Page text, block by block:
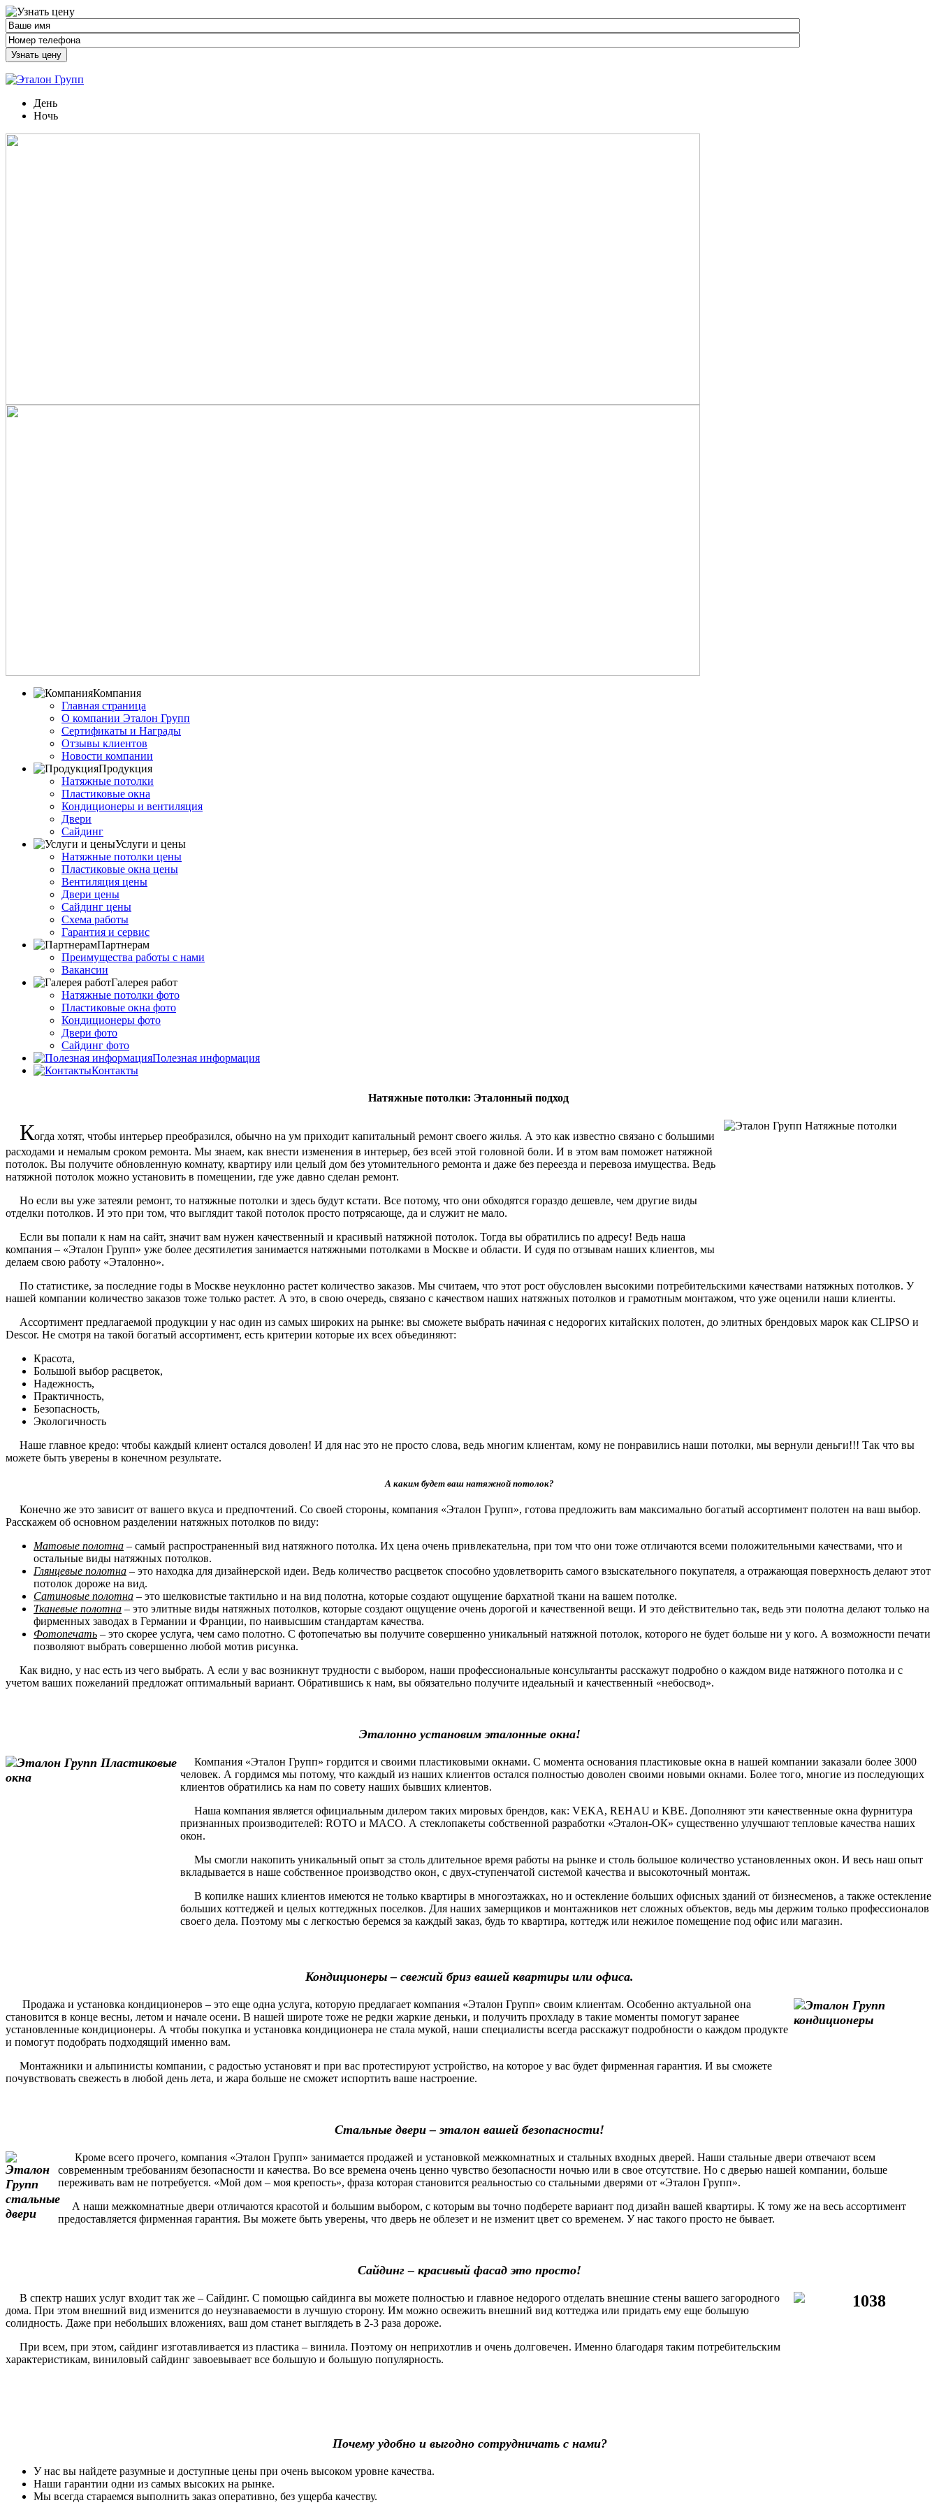
Узнать цену
День
Ночь
Компания
Главная страница
О компании Эталон Групп
Сертификаты и Награды
Отзывы клиентов
Новости компании
Продукция
Натяжные потолки
Пластиковые окна
Кондиционеры и вентиляция
Двери
Сайдинг
Услуги и цены
Натяжные потолки цены
Пластиковые окна цены
Вентиляция цены
Двери цены
Сайдинг цены
Схема работы
Гарантия и сервис
Партнерам
Преимущества работы с нами
Вакансии
Галерея работ
Натяжные потолки фото
Пластиковые окна фото
Кондиционеры фото
Двери фото
Сайдинг фото
Полезная информация
Контакты
Натяжные потолки: Эталонный подход
Когда хотят, чтобы интерьер преобразился, обычно на ум приходит капитальный ремонт своего жилья. А это как известно связано с большими
расходами и немалым сроком ремонта. Мы знаем, как внести изменения в интерьер, без всей этой головной боли. И в этом вам поможет натяжной
потолок. Вы получите обновленную комнату, квартиру или целый дом без утомительного ремонта и даже без переезда и перевоза имущества. Ведь
натяжной потолок можно установить в помещении, где уже давно сделан ремонт.
Но если вы уже затеяли ремонт, то натяжные потолки и здесь будут кстати. Все потому, что они обходятся гораздо дешевле, чем другие виды
отделки потолков. И это при том, что выглядит такой потолок просто потрясающе, да и служит не мало.
Если вы попали к нам на сайт, значит вам нужен качественный и красивый натяжной потолок. Тогда вы обратились по адресу! Ведь наша
компания – «Эталон Групп» уже более десятилетия занимается натяжными потолками в Москве и области. И судя по отзывам наших клиентов, мы
делаем свою работу «Эталонно».
По статистике, за последние годы в Москве неуклонно растет количество заказов. Мы считаем, что этот рост обусловлен высокими потребительскими качествами натяжных потолков. У
нашей компании количество заказов тоже только растет. А это, в свою очередь, связано с качеством наших натяжных потолков и грамотным монтажом, что уже оценили наши клиенты.
Ассортимент предлагаемой продукции у нас один из самых широких на рынке: вы сможете выбрать начиная с недорогих китайских полотен, до элитных брендовых марок как CLIPSO и
Descor. Не смотря на такой богатый ассортимент, есть критерии которые их всех объединяют:
Красота,
Большой выбор расцветок,
Надежность,
Практичность,
Безопасность,
Экологичность
Наше главное кредо: чтобы каждый клиент остался доволен! И для нас это не просто слова, ведь многим клиентам, кому не понравились наши потолки, мы вернули деньги!!! Так что вы
можете быть уверены в конечном результате.
А каким будет ваш натяжной потолок?
Конечно же это зависит от вашего вкуса и предпочтений. Со своей стороны, компания «Эталон Групп», готова предложить вам максимально богатый ассортимент полотен на ваш выбор.
Расскажем об основном разделении натяжных потолков по виду:
Матовые полотна – самый распространенный вид натяжного потолка. Их цена очень привлекательна, при том что они тоже отличаются всеми положительными качествами, что и
остальные виды натяжных потолков.
Глянцевые полотна – это находка для дизайнерской идеи. Ведь количество расцветок способно удовлетворить самого взыскательного покупателя, а отражающая поверхность делают этот
потолок дороже на вид.
Сатиновые полотна – это шелковистые тактильно и на вид полотна, которые создают ощущение бархатной ткани на вашем потолке.
Тканевые полотна – это элитные виды натяжных потолков, которые создают ощущение очень дорогой и качественной вещи. И это действительно так, ведь эти полотна делают только на
фирменных заводах в Германии и Франции, по наивысшим стандартам качества.
Фотопечать – это скорее услуга, чем само полотно. С фотопечатью вы получите совершенно уникальный натяжной потолок, которого не будет больше ни у кого. А возможности печати
позволяют выбрать совершенно любой мотив рисунка.
Как видно, у нас есть из чего выбрать. А если у вас возникнут трудности с выбором, наши профессиональные консультанты расскажут подробно о каждом виде натяжного потолка и с
учетом ваших пожеланий предложат оптимальный вариант. Обратившись к нам, вы обязательно получите идеальный и качественный «небосвод».
Эталонно установим эталонные окна!
Компания «Эталон Групп» гордится и своими пластиковыми окнами. С момента основания пластиковые окна в нашей компании заказали более 3000
человек. А гордимся мы потому, что каждый из наших клиентов остался полностью доволен своими новыми окнами. Более того, многие из последующих
клиентов обратились ка нам по совету наших бывших клиентов.
Наша компания является официальным дилером таких мировых брендов, как: VEKA, REHAU и KBE. Дополняют эти качественные окна фурнитура
признанных производителей: ROTO и MACO. А стеклопакеты собственной разработки «Эталон-ОК» существенно улучшают тепловые качества наших
окон.
Мы смогли накопить уникальный опыт за столь длительное время работы на рынке и столь большое количество установленных окон. И весь наш опыт
вкладывается в наше собственное производство окон, с двух-ступенчатой системой качества и высокоточный монтаж.
В копилке наших клиентов имеются не только квартиры в многоэтажках, но и остекление больших офисных зданий от бизнесменов, а также остекление
больших коттеджей и целых коттеджных поселков. Для наших замерщиков и монтажников нет сложных объектов, ведь мы держим только профессионалов
своего дела. Поэтому мы с легкостью беремся за каждый заказ, будь то квартира, коттедж или нежилое помещение под офис или магазин.
Кондиционеры – свежий бриз вашей квартиры или офиса.
Продажа и установка кондиционеров – это еще одна услуга, которую предлагает компания «Эталон Групп» своим клиентам. Особенно актуальной она
становится в конце весны, летом и начале осени. В нашей широте тоже не редки жаркие деньки, и получить прохладу в такие моменты помогут заранее
установленные кондиционеры. А чтобы покупка и установка кондиционера не стала мукой, наши специалисты всегда расскажут подробности о каждом продукте
и помогут подобрать подходящий именно вам.
Монтажники и альпинисты компании, с радостью установят и при вас протестируют устройство, на которое у вас будет фирменная гарантия. И вы сможете
почувствовать свежесть в любой день лета, и жара больше не сможет испортить ваше настроение.
Стальные двери – эталон вашей безопасности!
Кроме всего прочего, компания «Эталон Групп» занимается продажей и установкой межкомнатных и стальных входных дверей. Наши стальные двери отвечают всем
современным требованиям безопасности и качества. Во все времена очень ценно чувство безопасности ночью или в свое отсутствие. Но с дверью нашей компании, больше
переживать вам не потребуется. «Мой дом – моя крепость», фраза которая становится реальностью со стальными дверями от «Эталон Групп».
А наши межкомнатные двери отличаются красотой и большим выбором, с которым вы точно подберете вариант под дизайн вашей квартиры. К тому же на весь ассортимент
предоставляется фирменная гарантия. Вы можете быть уверены, что дверь не облезет и не изменит цвет со временем. У нас такого просто не бывает.
Сайдинг – красивый фасад это просто!
В спектр наших услуг входит так же – Сайдинг. С помощью сайдинга вы можете полностью и главное недорого отделать внешние стены вашего загородного
дома. При этом внешний вид изменится до неузнаваемости в лучшую сторону. Им можно освежить внешний вид коттеджа или придать ему еще большую
солидность. Даже при небольших вложениях, ваш дом станет выглядеть в 2-3 раза дороже.
При всем, при этом, сайдинг изготавливается из пластика – винила. Поэтому он неприхотлив и очень долговечен. Именно благодаря таким потребительским
характеристикам, виниловый сайдинг завоевывает все большую и большую популярность.
Почему удобно и выгодно сотрудничать с нами?
У нас вы найдете разумные и доступные цены при очень высоком уровне качества.
Наши гарантии одни из самых высоких на рынке.
Мы всегда стараемся выполнить заказ оперативно, без ущерба качеству.